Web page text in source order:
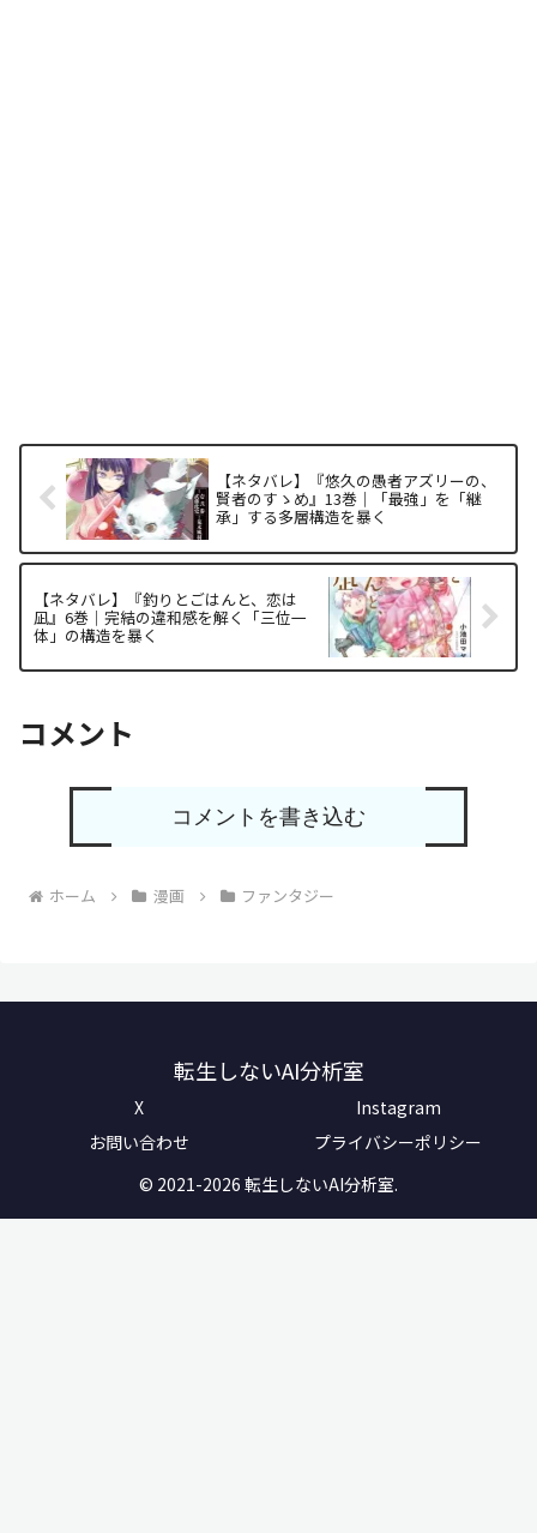
【ネタバレ】『悠久の愚者アズリーの、
賢者のすゝめ』13巻｜「最強」を「継
承」する多層構造を暴く
【ネタバレ】『釣りとごはんと、恋は
凪』6巻｜完結の違和感を解く「三位一
体」の構造を暴く
コメント
コメントを書き込む
ホーム 漫画 ファンタジー
転生しないAI分析室
X
Instagram
お問い合わせ
プライバシーポリシー
© 2021-2026 転生しないAI分析室.